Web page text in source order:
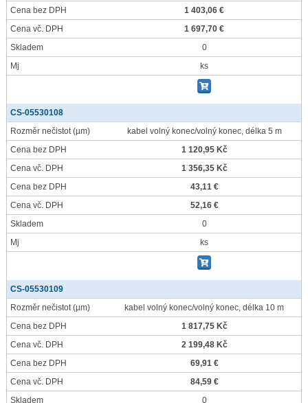
Cena bez DPH
1 403,06 €
Cena vč. DPH
1 697,70 €
Skladem
0
Mj
ks
CS-05530108
Rozměr nečistot(µm)
kabel volný konec/volný konec, délka 5 m
Cena bez DPH
1 120,95 Kč
Cena vč. DPH
1 356,35 Kč
Cena bez DPH
43,11 €
Cena vč. DPH
52,16 €
Skladem
0
Mj
ks
CS-05530109
Rozměr nečistot(µm)
kabel volný konec/volný konec, délka 10 m
Cena bez DPH
1 817,75 Kč
Cena vč. DPH
2 199,48 Kč
Cena bez DPH
69,91 €
Cena vč. DPH
84,59 €
Skladem
0